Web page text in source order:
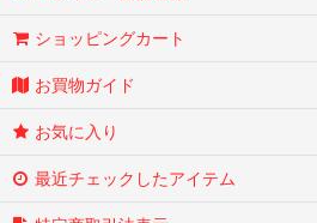
ショッピングカート
お買物ガイド
お気に入り
最近チェックしたアイテム